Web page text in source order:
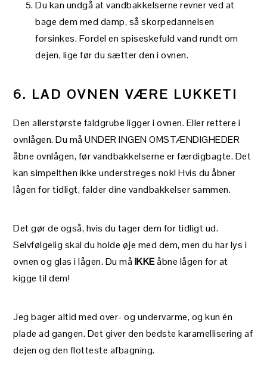
Du kan undgå at vandbakkelserne revner ved at
bage dem med damp, så skorpedannelsen
forsinkes. Fordel en spiseskefuld vand rundt om
dejen, lige før du sætter den i ovnen.
6. LAD OVNEN VÆRE LUKKET!
Den allerstørste faldgrube ligger i ovnen. Eller rettere i
ovnlågen. Du må UNDER INGEN OMSTÆNDIGHEDER
åbne ovnlågen, før vandbakkelserne er færdigbagte. Det
kan simpelthen ikke understreges nok! Hvis du åbner
lågen for tidligt, falder dine vandbakkelser sammen.
Det gør de også, hvis du tager dem for tidligt ud.
Selvfølgelig skal du holde øje med dem, men du har lys i
ovnen og glas i lågen. Du må IKKEåbne lågen for at
kigge til dem!
Jeg bager altid med over- og undervarme, og kun én
plade ad gangen. Det giver den bedste karamellisering af
dejen og den flotteste afbagning.